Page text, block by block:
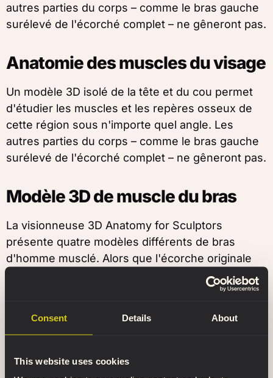
Consent Details About
This website uses cookies
autres parties du corps – comme le bras gauche
surélevé de l'écorché complet – ne gêneront pas.
Anatomie des muscles du visage
Un modèle 3D isolé de la tête et du cou permet
d'étudier les muscles et les repères osseux de
cette région sous n'importe quel angle. Les
autres parties du corps – comme le bras gauche
surélevé de l'écorché complet – ne gêneront pas.
Modèle 3D de muscle du bras
La visionneuse 3D Anatomy for Sculptors
présente quatre modèles différents de bras
d'homme musclé. Alors que l'écorche originale
n'a qu'un bras gauche plié et un bras droit tendu,
nous avons également préparé leurs images
pour être utilisées comme référence anatomique
Il est beaucoup plus pratique de faire pivoter et